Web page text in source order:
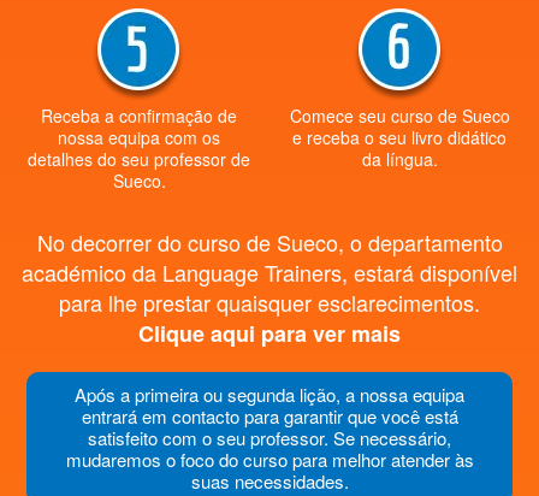
Receba a confirmação de
nossa equipa com os
detalhes do seu professor de
Sueco.
Comece seu curso de Sueco
e receba o seu livro didático
da língua.
No decorrer do curso de Sueco, o departamento
académico da Language Trainers, estará disponível
para lhe prestar quaisquer esclarecimentos.
Clique aqui para ver mais
Após a primeira ou segunda lição, a nossa equipa
entrará em contacto para garantir que você está
satisfeito com o seu professor. Se necessário,
mudaremos o foco do curso para melhor atender às
suas necessidades.